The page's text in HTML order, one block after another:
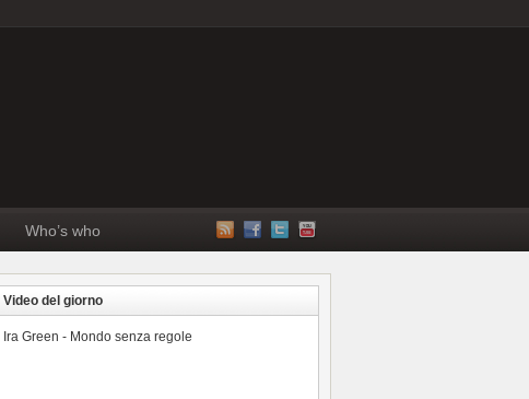
Who’s who
Video del giorno
Ira Green - Mondo senza regole